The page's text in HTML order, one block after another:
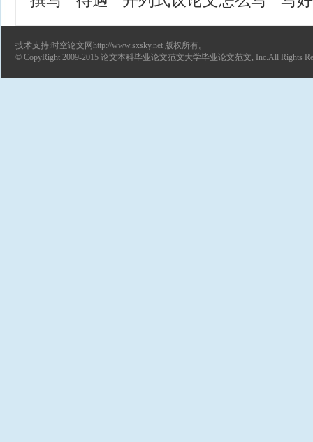
技术支持:时空论文网http://www.sxsky.net 版权所有。
© CopyRight 2009-2015 论文本科毕业论文范文大学毕业论文范文, Inc.All Rights